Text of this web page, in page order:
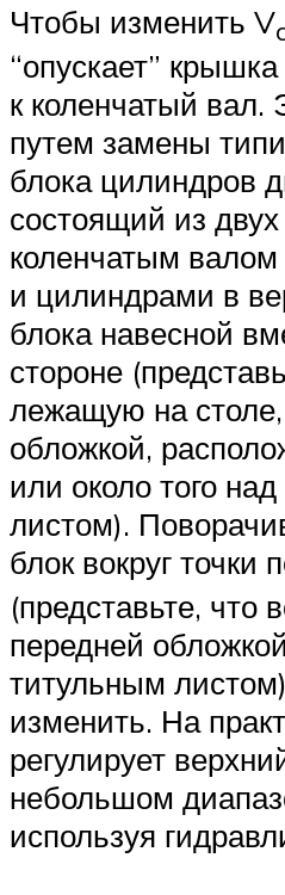
Чтобы изменить V
“опускает”
к коленчатый вал.
путем замены
блока цилиндров
состоящий из
коленчатым
и цилиндрами в
блока навесной
стороне
лежащую на
обложкой,
или около того
листом).
блок вокруг точки
(представьте, что
передней
титульным
изменить. На
регулирует
небольшом
используя